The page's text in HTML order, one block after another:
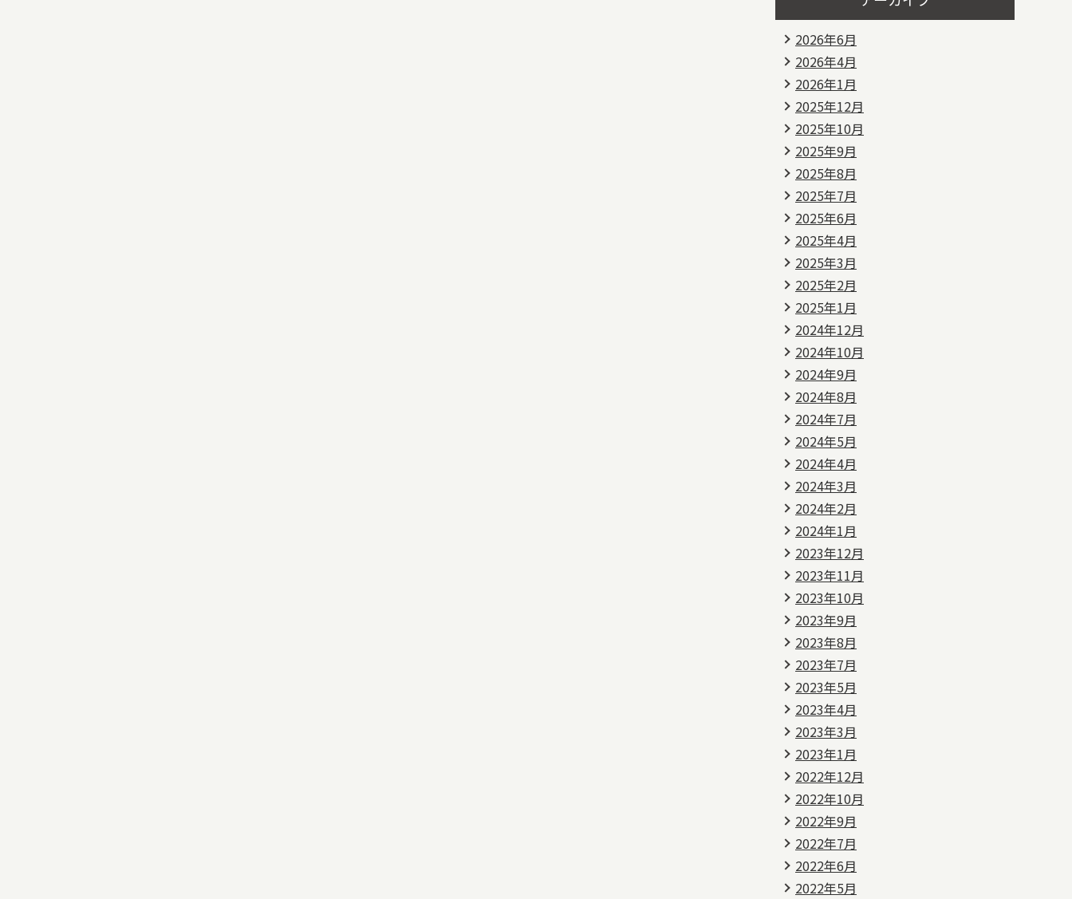
2026年6月
2026年4月
2026年1月
2025年12月
2025年10月
2025年9月
2025年8月
2025年7月
2025年6月
2025年4月
2025年3月
2025年2月
2025年1月
2024年12月
2024年10月
2024年9月
2024年8月
2024年7月
2024年5月
2024年4月
2024年3月
2024年2月
2024年1月
2023年12月
2023年11月
2023年10月
2023年9月
2023年8月
2023年7月
2023年5月
2023年4月
2023年3月
2023年1月
2022年12月
2022年10月
2022年9月
2022年7月
2022年6月
2022年5月